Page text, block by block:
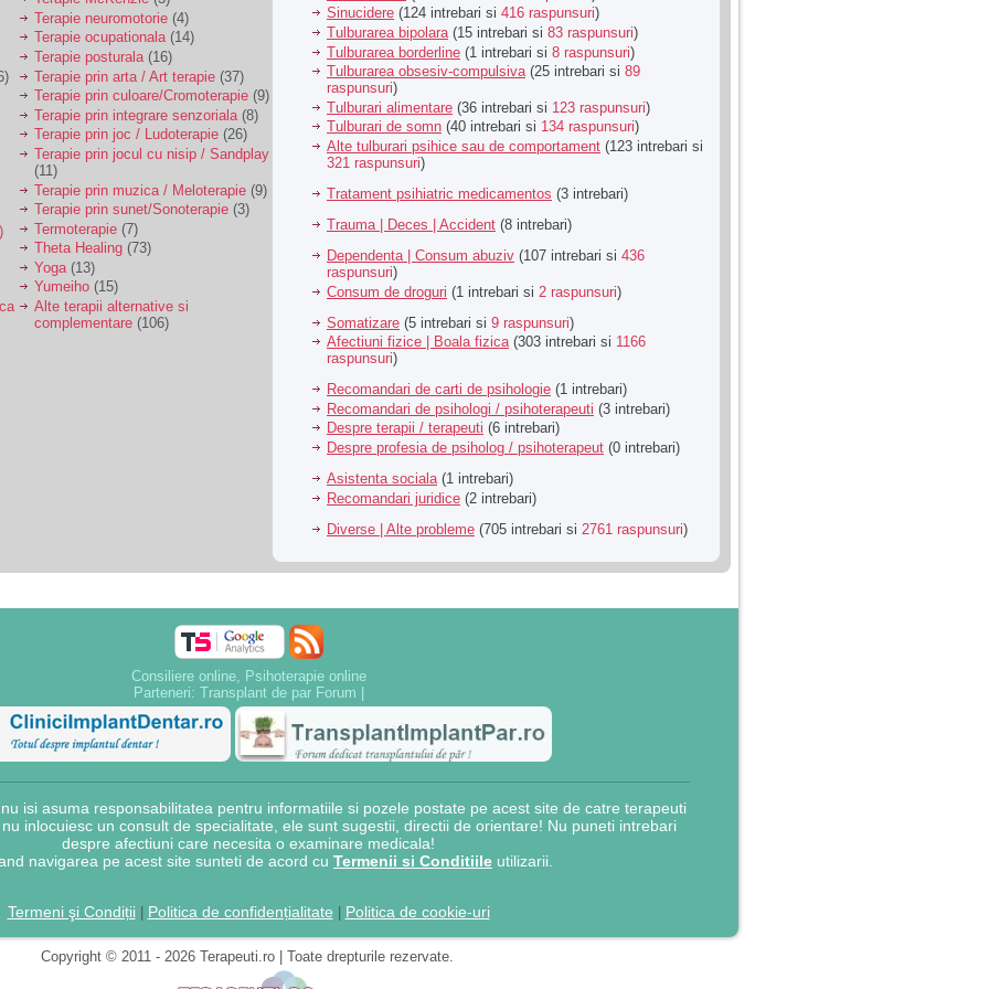
Terapie neuromotorie (4)
Terapie ocupationala(14)
Terapie posturala (16)
Terapie prin arta / Art terapie (37)
Terapie prin culoare/Cromoterapie (9)
Terapie prin integrare senzoriala (8)
Terapie prin joc / Ludoterapie (26)
Terapie prin jocul cu nisip / Sandplay
(11)
Terapie prin muzica / Meloterapie (9)
Terapie prin sunet/Sonoterapie (3)
Termoterapie (7)
Theta Healing (73)
Yoga (13)
Yumeiho (15)
Alte terapii alternative si
complementare (106)
Sinucidere (124 intrebari si 416 raspunsuri)
Tulburarea bipolara(15 intrebari si 83 raspunsuri)
Tulburarea borderline (1 intrebari si 8 raspunsuri)
Tulburarea obsesiv-compulsiva(25 intrebari si 89
raspunsuri)
Tulburari alimentare (36 intrebari si 123 raspunsuri)
Tulburari de somn (40 intrebari si 134 raspunsuri)
Alte tulburari psihice sau de comportament (123 intrebari si
321 raspunsuri)
Tratament psihiatric medicamentos (3 intrebari)
Trauma | Deces | Accident (8 intrebari)
Dependenta | Consum abuziv (107 intrebari si 436
raspunsuri)
Consum de droguri (1 intrebari si 2 raspunsuri)
Somatizare (5 intrebari si 9 raspunsuri)
Afectiuni fizice | Boala fizica(303 intrebari si 1166
raspunsuri)
Recomandari de carti de psihologie (1 intrebari)
Recomandari de psihologi / psihoterapeuti (3 intrebari)
Despre terapii / terapeuti (6 intrebari)
Despre profesia de psiholog / psihoterapeut (0 intrebari)
Asistenta sociala (1 intrebari)
Recomandari juridice (2 intrebari)
Diverse | Alte probleme (705 intrebari si 2761 raspunsuri)
Consiliere online, Psihoterapie online
Parteneri: Transplant de par Forum
isi asuma responsabilitatea pentru informatiile si pozele postate pe acest site de catre terapeuti
inlocuiesc un consult de specialitate, ele sunt sugestii, directii de orientare! Nu puneti intrebari
despre afectiuni care necesita o examinare medicala!
navigarea pe acest site sunteti de acord cu Termenii si Conditiile utilizarii.
Termeni şi Condiții| Politica de confidențialitate Politica de cookie-uri
Copyright © 2011 - 2026 Terapeuti.ro | Toate drepturile rezervate.